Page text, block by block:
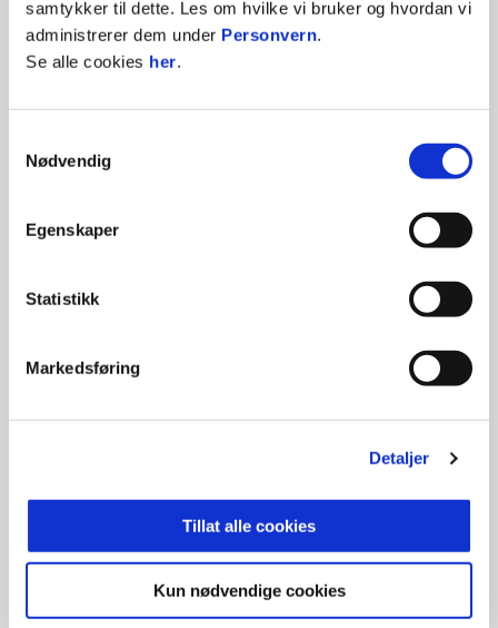
samtykker til dette. Les om hvilke vi bruker og hvordan vi
administrerer dem under Personvern.
Se alle cookies her.
Nødvendig
Egenskaper
Statistikk
Markedsføring
Detaljer
Tillat alle cookies
Kun nødvendige cookies